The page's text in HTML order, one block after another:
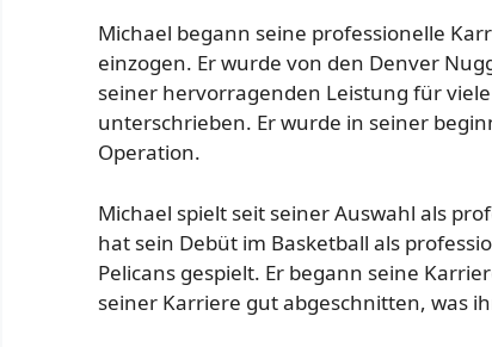
Michael begann seine professionelle
einzogen. Er wurde von den Denver
seiner hervorragenden Leistung für
unterschrieben. Er wurde in seiner
Operation.
Michael spielt seit seiner Auswahl als
hat sein Debüt im Basketball als
Pelicans gespielt. Er begann seine
seiner Karriere gut abgeschnitten, was